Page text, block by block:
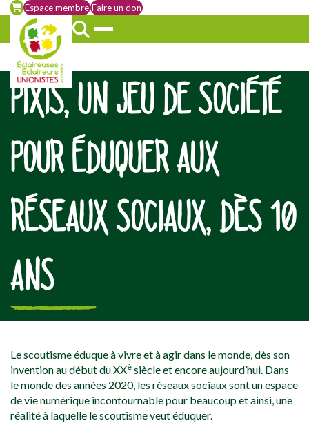
Espace membre Faire un don
PIXIS, UN JEU DE SOCIÉTÉ
POUR ÉDUQUER AUX
RÉSEAUX SOCIAUX, DÈS 10
ANS
Le scoutisme éduque à vivre et à agir dans le monde, dès son
invention au début du XXè siècle et encore aujourd’hui. Dans
le monde des années 2020, les réseaux sociaux sont un espace
de vie numérique incontournable pour beaucoup et ainsi, une
réalité à laquelle le scoutisme veut éduquer.